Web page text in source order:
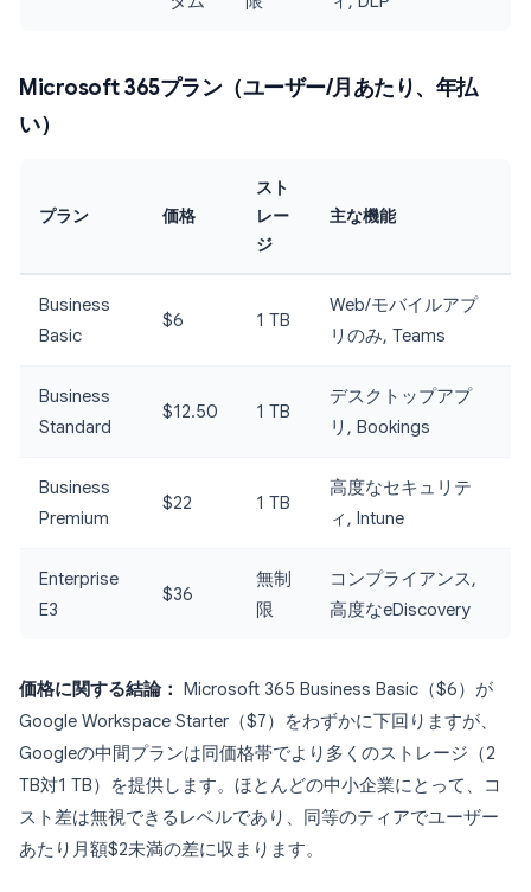
Microsoft 365プラン（ユーザー/月あたり、年払
い）
プラン 価格
スト
レー
ジ
主な機能
Business
Basic
$6 1 TB
Web/モバイルアプ
リのみ, Teams
Business
Standard
$12.50 1 TB
デスクトップアプ
リ, Bookings
Business
Premium
$22 1 TB
高度なセキュリテ
ィ, Intune
Enterprise
E3
$36
無制
限
コンプライアンス,
高度なeDiscovery
価格に関する結論：
Microsoft 365 Business Basic（$6）が
Google Workspace Starter（$7）をわずかに下回りますが、
Googleの中間プランは同価格帯でより多くのストレージ（2
TB対1 TB）を提供します。ほとんどの中小企業にとって、コ
スト差は無視できるレベルであり、同等のティアでユーザー
あたり月額$2未満の差に収まります。